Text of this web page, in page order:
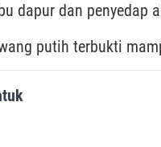
dapur dan
putih terbukti